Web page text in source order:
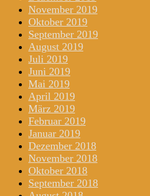
November 2019
Oktober 2019
September 2019
August 2019
Juli 2019
Juni 2019
Mai 2019
April 2019
März 2019
Februar 2019
Januar 2019
Dezember 2018
November 2018
Oktober 2018
September 2018